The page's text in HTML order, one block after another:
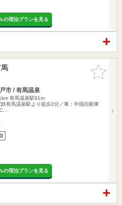
の宿泊プランを見る
お気に入
りに追加
市 / 有馬温泉
有馬温泉駅91m
鉄有馬温泉駅より徒歩2分／車：中国自動車
の宿泊プランを見る